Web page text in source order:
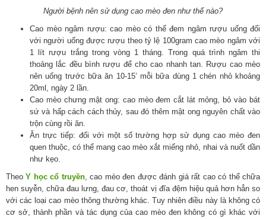
Người bệnh nên sử dụng cao mèo đen như thế nào?
Cao mèo ngâm rượu: cao mèo có thể đem ngâm rượu uống đối
với người uống được rượu theo tỷ lệ 100gram cao mèo ngâm với
1 lít rượu trắng trong vòng 1 tháng. Trong quá trình ngâm thi
thoảng lắc đều bình rượu để cho cao nhanh tan. Rượu cao mèo
nên uống trước bữa ăn 10-15’ mỗi bữa dùng 1 chén nhỏ khoảng
20ml, ngày 2 lần.
Cao mèo chưng mật ong: cao mèo đem cắt lát mỏng, bỏ vào bát
sứ và hấp cách cách thủy, sau đó thêm mật ong nguyên chất vào
trộn cùng rồi ăn.
Ăn trực tiếp: đối với một số trường hợp sử dụng cao mèo đen
quen thuộc, có thể mang cao mèo xắt miếng nhỏ, nhai và nuốt dần
như kẹo.
TheoY học cổ truyền, cao mèo đen được đánh giá rất cao có thể chữa
hen suyễn, chữa đau lưng, đau cơ, thoát vị đĩa đệm hiệu quả hơn hẳn so
với các loại cao mèo thông thường khác. Tuy nhiên điều này là không có
cơ sở, thành phần và tác dụng của cao mèo đen không có gì khác với